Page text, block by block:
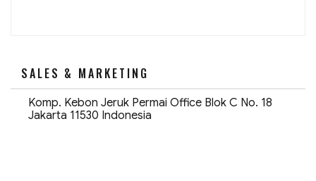
Padam.
Apa
Penyebabnya?”
SALES & MARKETING
Komp. Kebon Jeruk Permai Office Blok C No. 18
Jakarta 11530 Indonesia